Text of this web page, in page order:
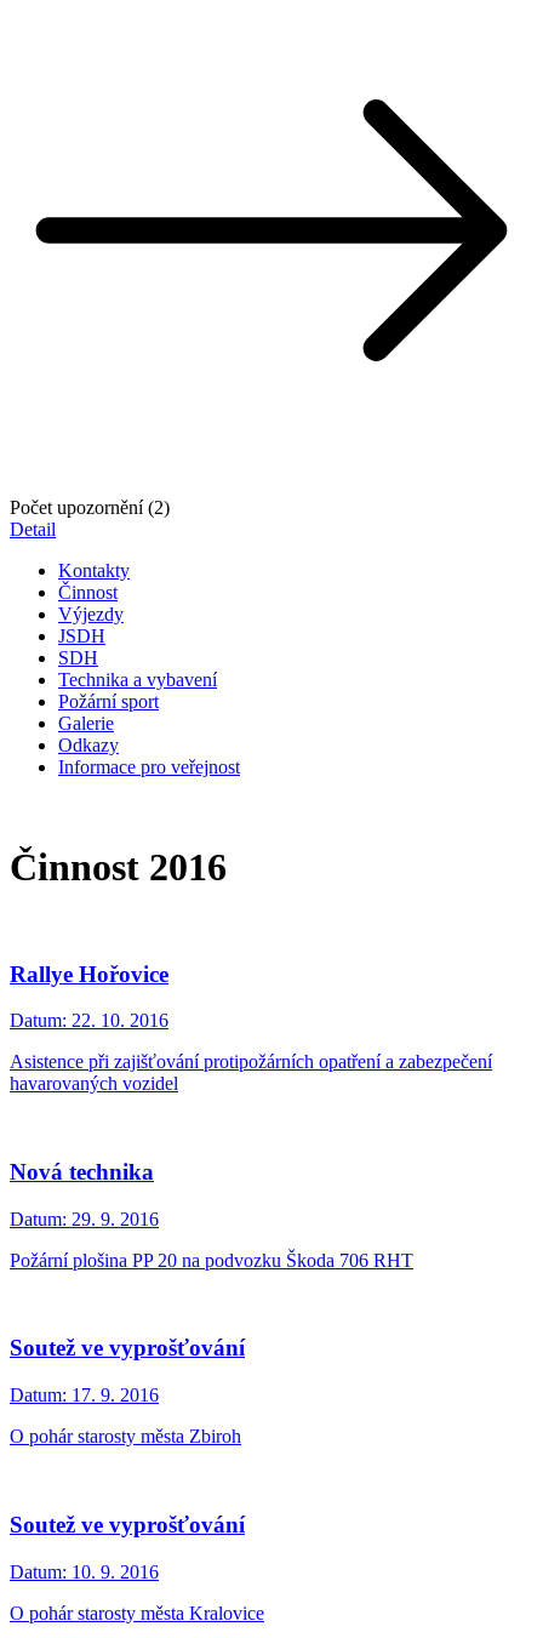
Počet upozornění (2)
Detail
Kontakty
Činnost
Výjezdy
JSDH
SDH
Technika a vybavení
Požární sport
Galerie
Odkazy
Informace pro veřejnost
Činnost 2016
Rallye Hořovice
Datum: 22. 10. 2016
Asistence při zajišťování protipožárních opatření a zabezpečení
havarovaných vozidel
Nová technika
Datum: 29. 9. 2016
Požární plošina PP 20 na podvozku Škoda 706 RHT
Soutež ve vyprošťování
Datum: 17. 9. 2016
O pohár starosty města Zbiroh
Soutež ve vyprošťování
Datum: 10. 9. 2016
O pohár starosty města Kralovice